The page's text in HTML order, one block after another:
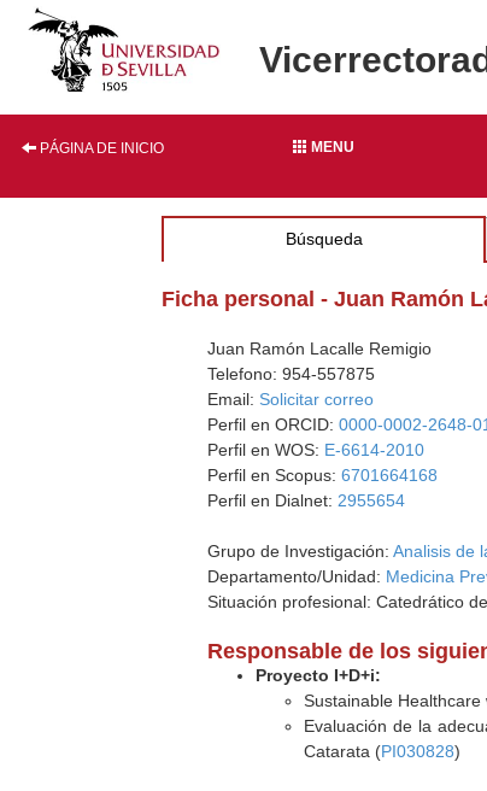
PÁGINA DE INICIO MENU
Búsqueda
Ficha personal - Juan Ramón
Juan Ramón Lacalle Remigio
Telefono: 954-557875
Email: Solicitar correo
Perfil en ORCID:0000-0002-2648-
Perfil en WOS: E-6614-2010
Perfil en Scopus:6701664168
Perfil en Dialnet: 2955654
Grupo de Investigación:Analisis de
Departamento/Unidad: Medicina
Situación profesional: Catedrático
Responsable de los
Proyecto I+D+i:
Sustainable
Evaluación de la
Catarata (PI030828)